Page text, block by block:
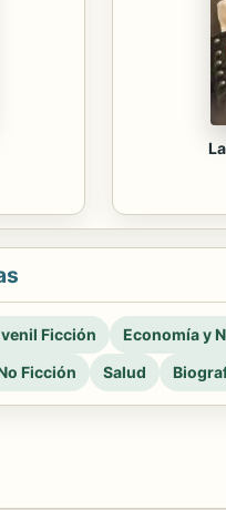
Ficción Economía y
Ficción
Salud